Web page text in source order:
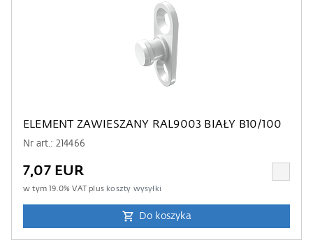
ELEMENT ZAWIESZANY RAL9003 BIAŁY B10/100
Nr art.: 214466
7,07 EUR
w tym19.0% VAT plus koszty wysyłki
Do koszyka